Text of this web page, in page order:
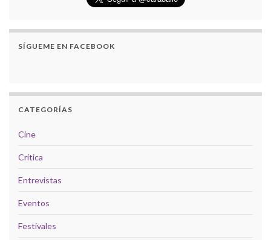
SÍGUEME EN FACEBOOK
CATEGORÍAS
Cine
Crítica
Entrevistas
Eventos
Festivales